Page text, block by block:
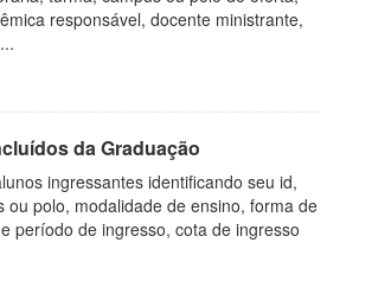
responsável, docente ministrante,
da Graduação
ingressantes identificando seu id,
ou polo, modalidade de ensino, forma de
período de ingresso, cota de ingresso